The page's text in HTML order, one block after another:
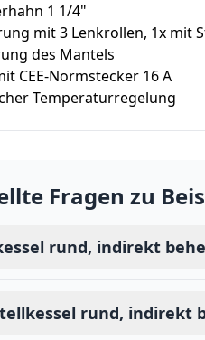
1 1/4"
mit 3 Lenkrollen, 1x mit
des Mantels
CEE-Normstecker 16 A
Temperaturregelung
Fragen zu
rund, indirekt
rund, indirekt